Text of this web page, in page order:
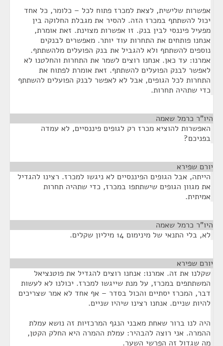
אפשרות שלישית, לצאת למכרז פתוח לכל – כלומר, כל אחד
יכול להשתתף במכרז הזה. להסיר את מגבלת החלוקה בין
מפעיל פיננסי לבין בנק. זו אפשרות מצוינת. זאת אומרת,
אנחנו פותחים את התחרות עוד יותר. מאפשרים לבנקים
נוספים להשתתף ולא להגביל את בנק הפועלים מלהשתתף.
אמרנו: עד כאן. אנחנו רוצים לשמר את התחרות והחלטנו לא
לאפשר לבנק הפועלים להשתתף. זאת אומרת לפתוח את
התחרות לכל הגופים, אבל לא לאפשר לבנק הפועלים להשתתף
כדי שתהיה תחרות.
היו"ר כרמל שאמה
האפשרות להוציא מכרז רק לגופים פיננסיים, לא עמדה
בפניכם?
יורם שפירא
הייתה, אבל הגופים הפיננסיים לא ניגשו למכרז. רצינו להגדיל
את מגוון הגופים שישתתפו במכרז, כדי שתהיה תחרות
אמיתית.
היו"ר כרמל שאמה
לא, בלי התנאי של מינימום 14 מיליון שקלים.
יורם שפירא
שקלנו את זה. אמרנו: אנחנו רוצים להגדיל את פוטנציאל
המשתתפים במכרז, על מנת שייגשו למכרז. יכולנו לא לעשות
דבר, המכרז יסתיים והכול בסדר – אף אחד לא אמר שצריכים
להיות שניים. אנחנו רצינו שיהיו שניים.
היה לנו ברור שאחת מאבני הנגף המרכזיות זה נושא עמלת
ההמרה. אני רוצה להבהיר: עמלת ההמרה היא החלק הקטן,
מה שגדול זה הפרשי השער.